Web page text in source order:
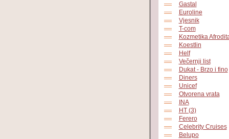
Gastal
Euroline
Vjesnik
T-com
Kozmetika
Koestlin
Helf
Večernji list
Dukat - Brzo i fino
Diners
Unicef
Otvorena vrata
INA
HT (3)
Ferero
Celebrity Cruises
Belupo